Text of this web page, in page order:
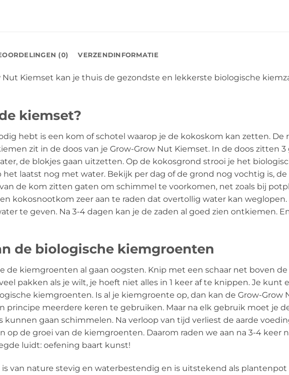
(0) VERZENDINFORMATIE
Nut Kiemset kan je thuis de gezondste en lekkerste biologische
kiemset?
hebt is een kom of schotel waarop je de kokoskom kan zetten.
zit in de doos van je Grow-Grow Nut Kiemset. In de doos zitten
de blokjes gaan uitzetten. Op de kokosgrond strooi je het
het laatst nog met water. Bekijk per dag of de grond nog vochtig is,
de kom zitten gaten om schimmel te voorkomen, net zoals bij
kokosnootkom zeer aan te raden dat overtollig water kan
te geven. Na 3-4 dagen kan je de zaden al goed zien ontkiemen.
de biologische kiemgroenten
de kiemgroenten al gaan oogsten. Knip met een schaar net boven
pakken als je wilt, je hoeft niet alles in 1 keer af te knippen. Je kunt
kiemgroenten. Is al je kiemgroente op, dan kan de Grow-
principe meerdere keren te gebruiken. Maar na elk gebruik moet je
kunnen gaan schimmelen. Na verloop van tijd verliest de aarde
op de groei van de kiemgroenten. Daarom raden we aan na 3-4
luidt: oefening baart kunst!
van nature stevig en waterbestendig en is uitstekend als